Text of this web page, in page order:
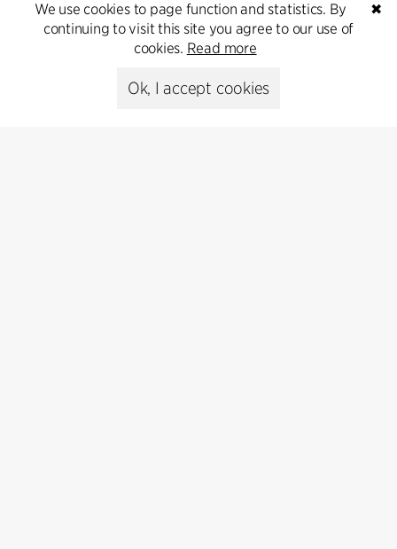
Subscribe
✖
We use cookies to page function and statistics. By
continuing to visit this site you agree to our use of
cookies. Read more
Ok, I accept cookies